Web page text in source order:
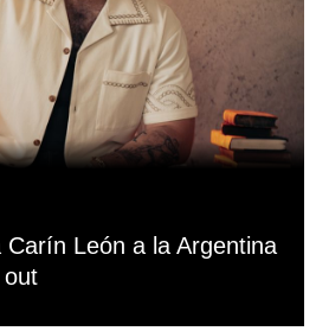
Carín León a la Argentina
out